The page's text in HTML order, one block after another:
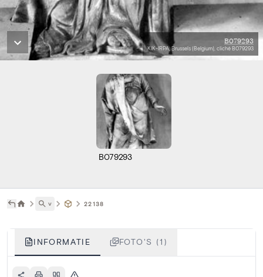
B079293
KIK-IRPA, Brussels (Belgium), cliché B079293
B079293
˅ 22138
INFORMATIE FOTO'S (1)